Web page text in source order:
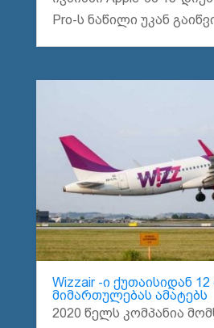
Pro-ს ნაწილი უკან
Wizzair -ი ქუთაისიდან
მიმართულებას ამატებს
2020 წელს კომპანია